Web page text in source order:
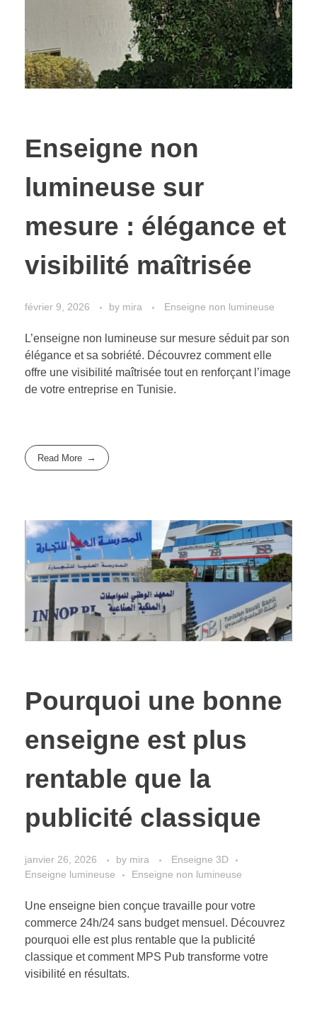
Enseigne non
lumineuse sur
mesure : élégance et
visibilité maîtrisée
février 9, 2026 by mira Enseigne non lumineuse
L’enseigne non lumineuse sur mesure séduit par son
élégance et sa sobriété. Découvrez comment elle
offre une visibilité maîtrisée tout en renforçant l’image
de votre entreprise en Tunisie.
Read More
Pourquoi une bonne
enseigne est plus
rentable que la
publicité classique
janvier 26, 2026 by mira
Enseigne 3D
Enseigne lumineuse
Enseigne non lumineuse
Une enseigne bien conçue travaille pour votre
commerce 24h/24 sans budget mensuel. Découvrez
pourquoi elle est plus rentable que la publicité
classique et comment MPS Pub transforme votre
visibilité en résultats.